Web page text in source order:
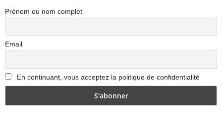
Prénom ou nom complet
Email
En continuant, vous acceptez la politique de confidentialité